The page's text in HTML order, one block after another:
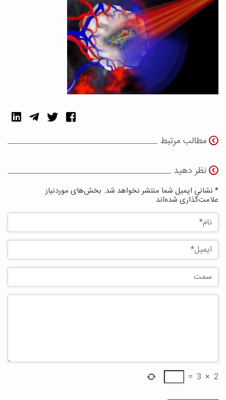
مطالب مرتبط
نظر دهید
* نشانی ایمیل شما منتشر نخواهد شد. بخش‌های موردنیاز
علامت‌گذاری شده‌اند
2
×
3
=